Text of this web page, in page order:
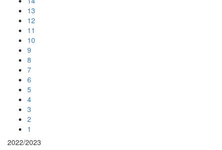
13
12
11
10
9
8
7
6
5
4
3
2
1
2022/2023